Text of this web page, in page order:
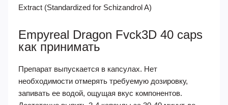
Extract (Standardized for Schizandrol A)
Empyreal Dragon Fvck3D 40 caps
как принимать
Препарат выпускается в капсулах. Нет
необходимости отмерять требуемую дозировку,
запивать ее водой, ощущая вкус компонентов.